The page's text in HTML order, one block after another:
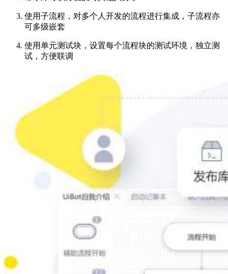
使用子流程，对多个人开发的流程进行集成，子流程亦
可多级嵌套
使用单元测试块，设置每个流程块的测试环境，独立测
试，方便联调